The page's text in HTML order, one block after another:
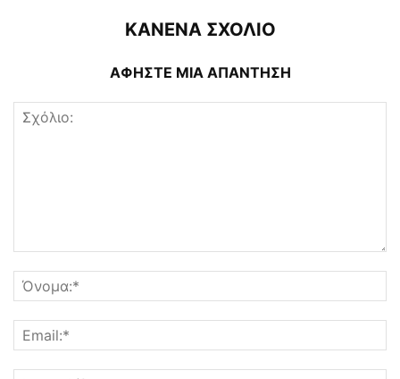
ΚΑΝΕΝΑ ΣΧΟΛΙΟ
ΑΦΗΣΤΕ ΜΙΑ ΑΠΑΝΤΗΣΗ